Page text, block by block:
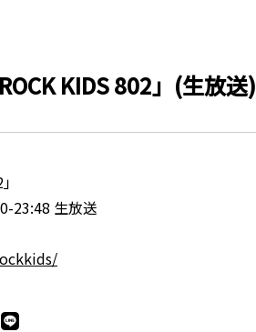
KIDS 802」(生放送)
23:48 生放送